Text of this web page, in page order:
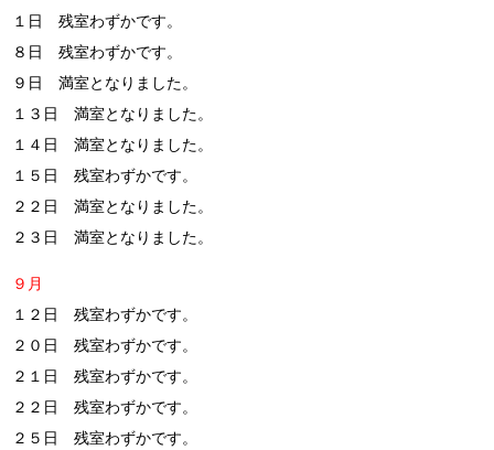
１日 残室わずかです。
８日 残室わずかです。
９日 満室となりました。
１３日 満室となりました。
１４日 満室となりました。
１５日 残室わずかです。
２２日 満室となりました。
２３日 満室となりました。
９月
１２日 残室わずかです。
２０日 残室わずかです。
２１日 残室わずかです。
２２日 残室わずかです。
２５日 残室わずかです。